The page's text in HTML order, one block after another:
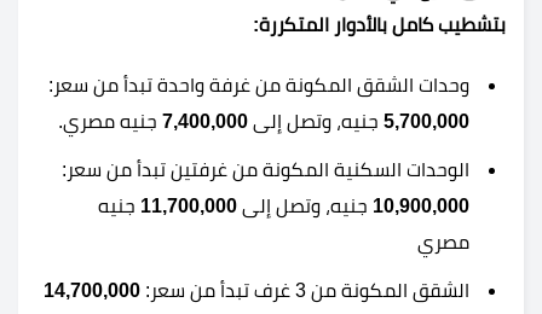
بتشطيب كامل بالأدوار المتكررة:
وحدات الشقق المكونة من غرفة واحدة تبدأ من سعر:
5,700,000 جنيه، وتصل إلى 7,400,000 جنيه مصري.
الوحدات السكنية المكونة من غرفتين تبدأ من سعر:
10,900,000 جنيه، وتصل إلى 11,700,000 جنيه
مصري
الشقق المكونة من 3 غرف تبدأ من سعر:
14,700,000